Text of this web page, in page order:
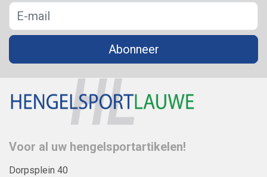
Abonneer
Voor al uw hengelsportartikelen!
Dorpsplein 40